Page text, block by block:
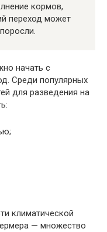
кормов,
переход может
начать с
Среди популярных
для разведения на
климатической
— множество